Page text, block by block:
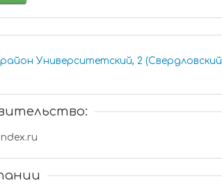
Университетский, 2 (Свердловский